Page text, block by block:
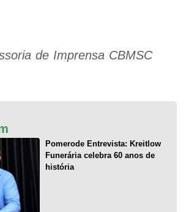
de Imprensa CBMSC
Pomerode Entrevista: Kreitlow
Funerária celebra 60 anos de
história